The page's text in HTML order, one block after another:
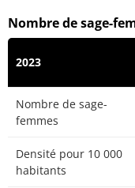
Nombre de sage-
2023
Nombre de sage-
femmes
Densité pour 10 000
habitants